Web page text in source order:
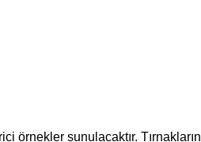
örnekler sunulacaktır. Tırnakların